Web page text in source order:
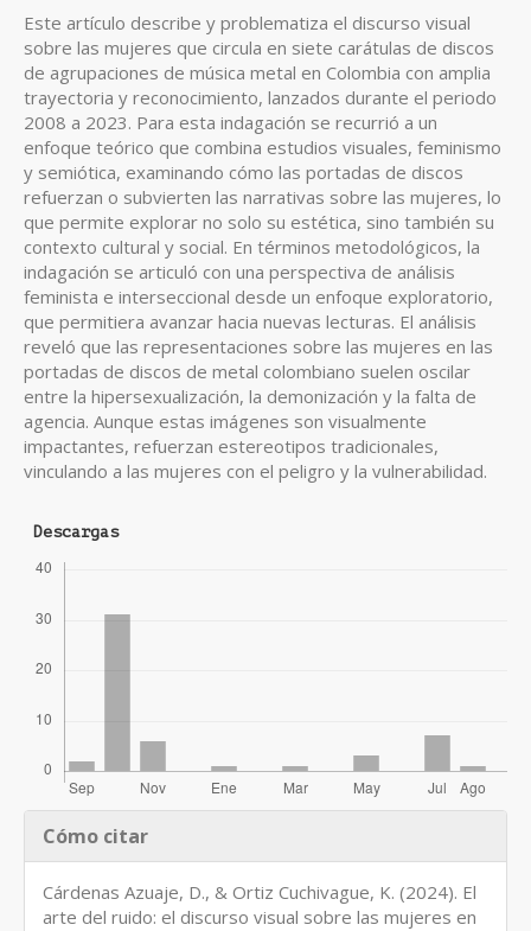
Este artículo describe y problematiza el discurso visual
sobre las mujeres que circula en siete carátulas de discos
de agrupaciones de música metal en Colombia con amplia
trayectoria y reconocimiento, lanzados durante el periodo
2008 a 2023. Para esta indagación se recurrió a un
enfoque teórico que combina estudios visuales, feminismo
y semiótica, examinando cómo las portadas de discos
refuerzan o subvierten las narrativas sobre las mujeres, lo
que permite explorar no solo su estética, sino también su
contexto cultural y social. En términos metodológicos, la
indagación se articuló con una perspectiva de análisis
feminista e interseccional desde un enfoque exploratorio,
que permitiera avanzar hacia nuevas lecturas. El análisis
reveló que las representaciones sobre las mujeres en las
portadas de discos de metal colombiano suelen oscilar
entre la hipersexualización, la demonización y la falta de
agencia. Aunque estas imágenes son visualmente
impactantes, refuerzan estereotipos tradicionales,
vinculando a las mujeres con el peligro y la vulnerabilidad.
Descargas
Detalles
del
artículo
Cómo citar
Cárdenas Azuaje, D., & Ortiz Cuchivague, K. (2024). El
arte del ruido: el discurso visual sobre las mujeres en